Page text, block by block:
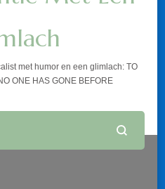
met humor en een glimlach: TO
ONE HAS GONE BEFORE